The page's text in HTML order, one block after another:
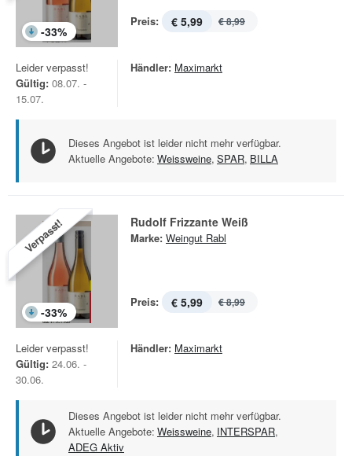
-33%
Preis: € 5,99 € 8,99
Leider verpasst!
Gültig: 08.07. -
15.07.
Händler: Maximarkt
Dieses Angebot ist leider nicht mehr verfügbar.
Aktuelle Angebote: Weissweine, SPAR, BILLA
Verpasst!
-33%
Rudolf Frizzante Weiß
Marke: Weingut Rabl
Preis: € 5,99 € 8,99
Leider verpasst!
Gültig: 24.06. -
30.06.
Händler: Maximarkt
Dieses Angebot ist leider nicht mehr verfügbar.
Aktuelle Angebote: Weissweine, INTERSPAR,
ADEG Aktiv